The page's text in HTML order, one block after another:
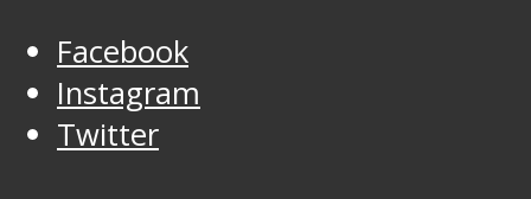
Facebook
Instagram
Twitter